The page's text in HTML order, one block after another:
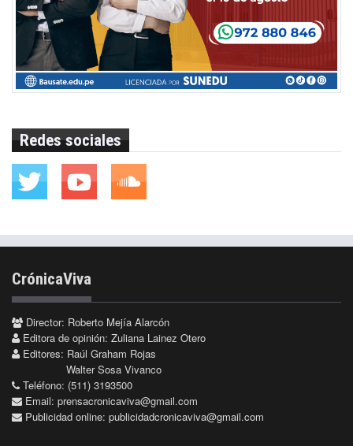
Redes sociales
CrónicaViva
Director: Roberto Mejía Alarcón
Editora de opinión: Zuliana Lainez Otero
Editores: Raúl Graham Rojas
Walter Sosa Vivanco
Teléfono: (511) 3193500
Email: prensacronicaviva@gmail.com
Publicidad online: publicidadcronicaviva@gmail.com